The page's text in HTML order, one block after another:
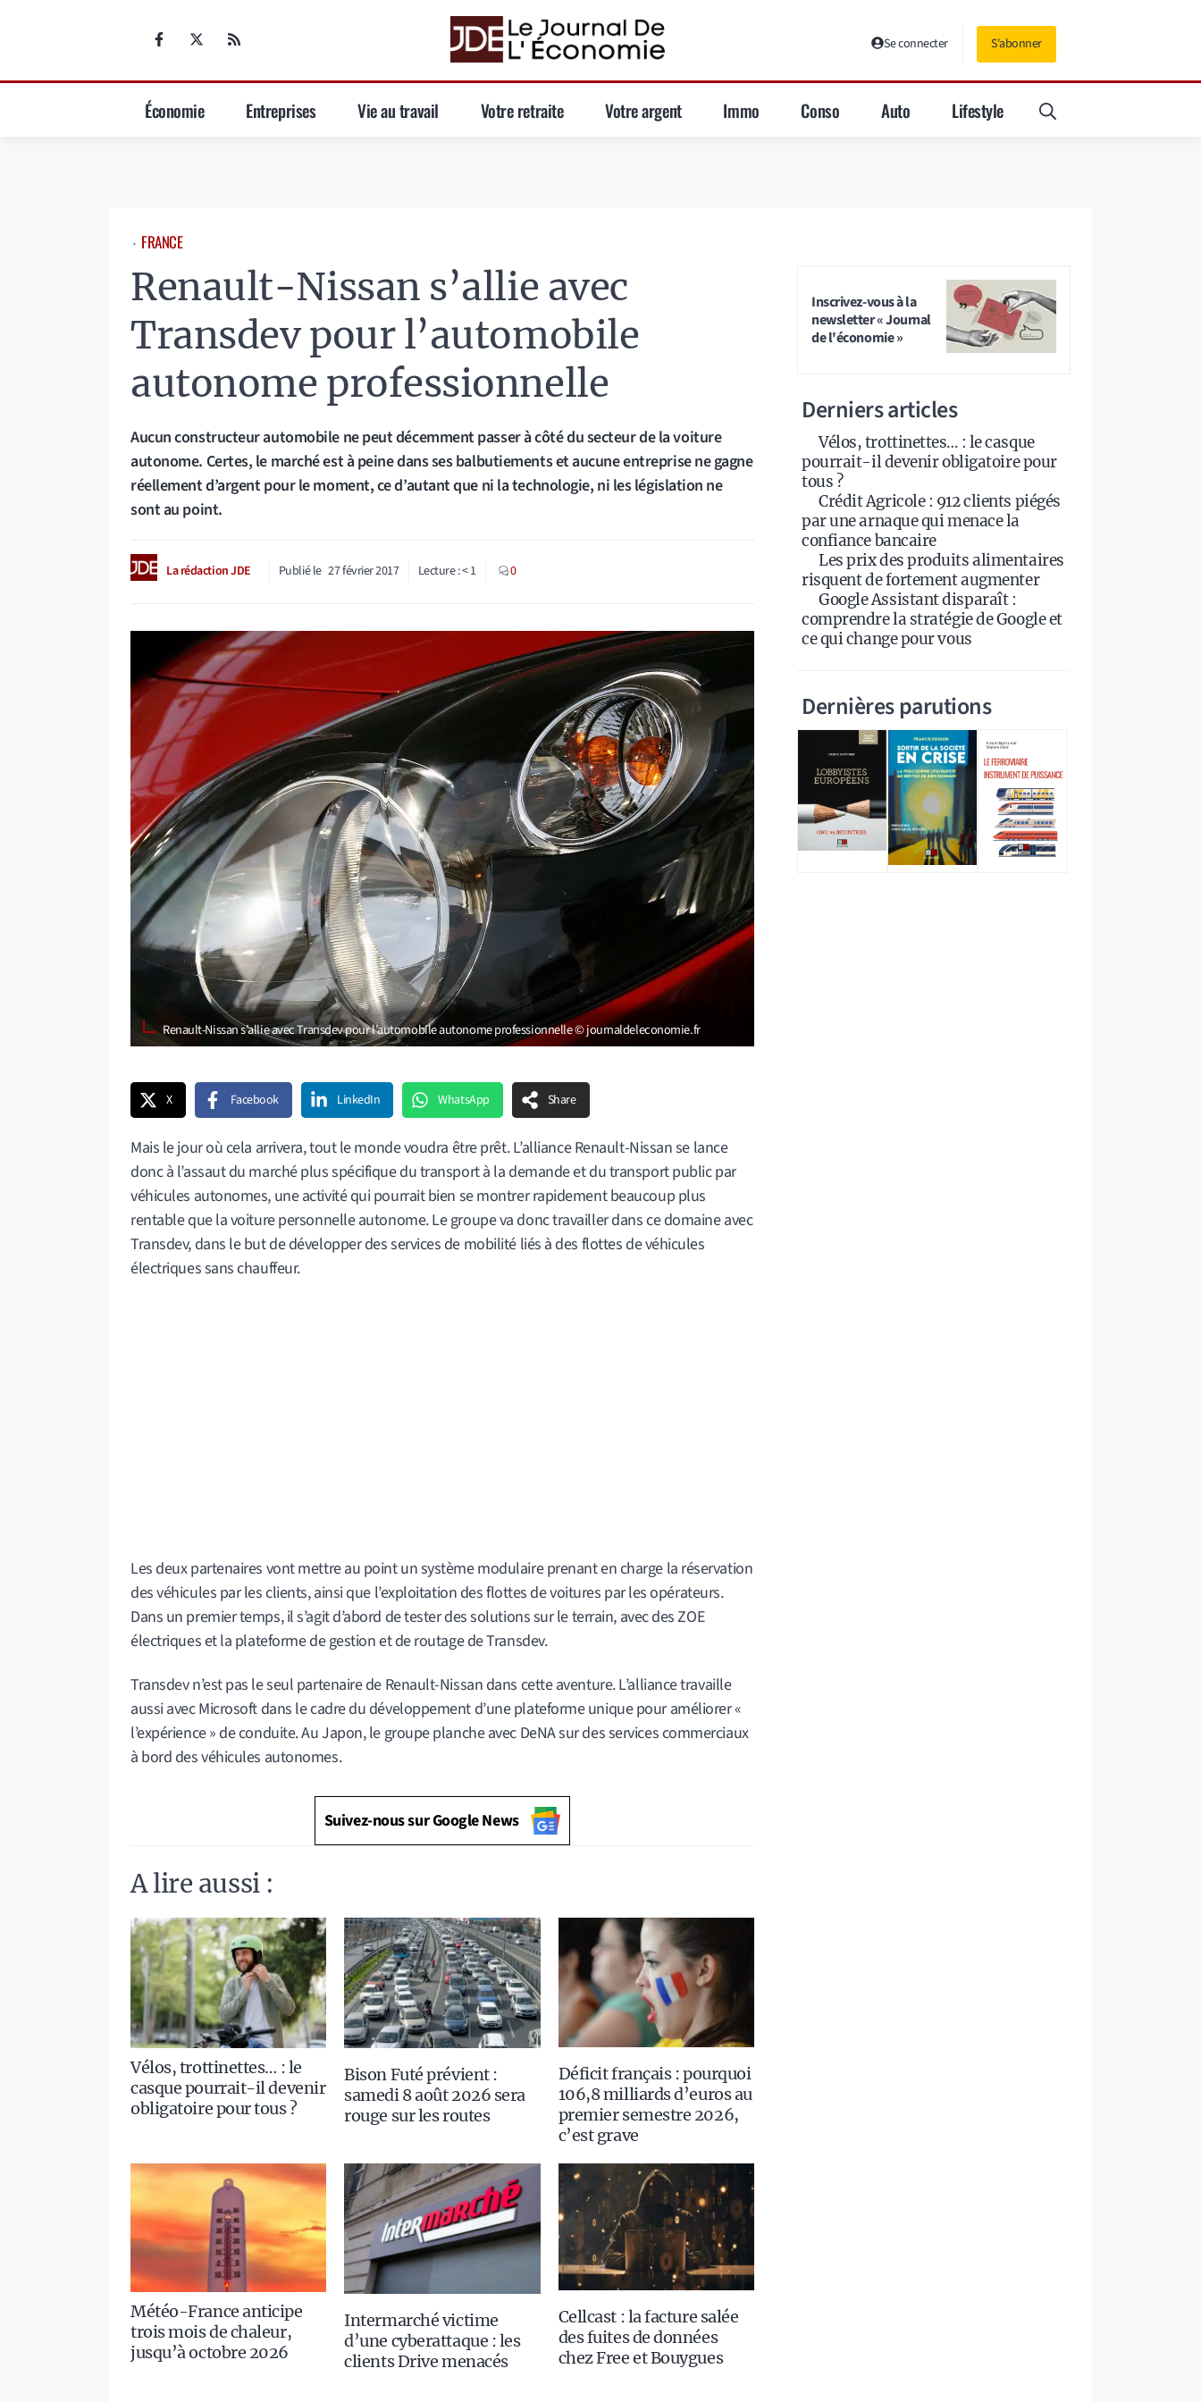
Se connecter S'abonner
Économie Entreprises Vie au travail Votre retraite Votre argent Immo Conso Auto Lifestyle
⋅ FRANCE
Renault-Nissan s’allie avec
Transdev pour l’automobile
autonome professionnelle
Aucun constructeur automobile ne peut décemment passer à côté du secteur de la voiture
autonome. Certes, le marché est à peine dans ses balbutiements et aucune entreprise ne gagne
réellement d’argent pour le moment, ce d’autant que ni la technologie, ni les législation ne
sont au point.
La rédaction JDE Publié le 27 février 2017 Lecture :< 1 0
Renault-Nissan s’allie avec Transdev pour l’automobile autonome professionnelle © journaldeleconomie.fr
X Facebook LinkedIn WhatsApp Share
Mais le jour où cela arrivera, tout le monde voudra être prêt. L’alliance Renault-Nissan se lance
donc à l’assaut du marché plus spécifique du transport à la demande et du transport public par
véhicules autonomes, une activité qui pourrait bien se montrer rapidement beaucoup plus
rentable que la voiture personnelle autonome. Le groupe va donc travailler dans ce domaine avec
Transdev, dans le but de développer des services de mobilité liés à des flottes de véhicules
électriques sans chauffeur.
Les deux partenaires vont mettre au point un système modulaire prenant en charge la réservation
des véhicules par les clients, ainsi que l’exploitation des flottes de voitures par les opérateurs.
Dans un premier temps, il s’agit d’abord de tester des solutions sur le terrain, avec des ZOE
électriques et la plateforme de gestion et de routage de Transdev.
Transdev n’est pas le seul partenaire de Renault-Nissan dans cette aventure. L’alliance travaille
aussi avec Microsoft dans le cadre du développement d’une plateforme unique pour améliorer «
l’expérience » de conduite. Au Japon, le groupe planche avec DeNA sur des services commerciaux
à bord des véhicules autonomes.
Suivez-nous sur Google News
A lire aussi :
Vélos, trottinettes… : le
casque pourrait-il devenir
obligatoire pour tous ?
Bison Futé prévient :
samedi 8 août 2026 sera
rouge sur les routes
Déficit français : pourquoi
106,8 milliards d’euros au
premier semestre 2026,
c’est grave
Météo-France anticipe
trois mois de chaleur,
jusqu’à octobre 2026
Intermarché victime
d’une cyberattaque : les
clients Drive menacés
Cellcast : la facture salée
des fuites de données
chez Free et Bouygues
Inscrivez-vous à la
newsletter « Journal
de l'économie »
Derniers articles
Vélos, trottinettes… : le casque
pourrait-il devenir obligatoire pour
tous ?
Crédit Agricole : 912 clients piégés
par une arnaque qui menace la
confiance bancaire
Les prix des produits alimentaires
risquent de fortement augmenter
Google Assistant disparaît :
comprendre la stratégie de Google et
ce qui change pour vous
Dernières parutions